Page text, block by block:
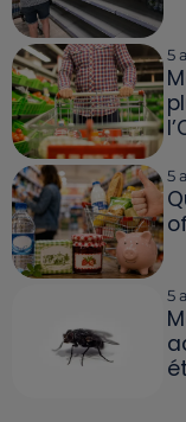
5
5
5